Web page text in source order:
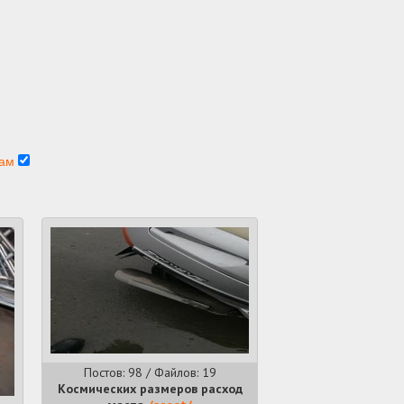
Постов: 98 / Файлов: 19
Космических размеров расход